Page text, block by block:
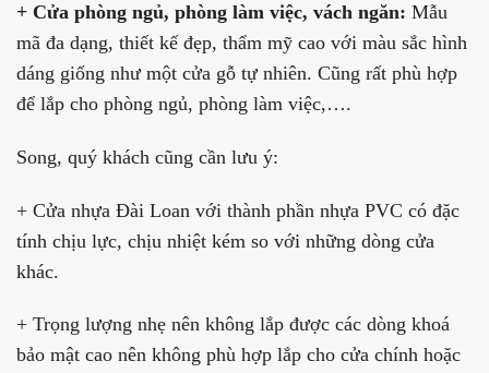
+ Cửa phòng ngủ, phòng làm việc, vách ngăn: Mẫu
mã đa dạng, thiết kế đẹp, thẩm mỹ cao với màu sắc hình
dáng giống như một cửa gỗ tự nhiên. Cũng rất phù hợp
để lắp cho phòng ngủ, phòng làm việc,….
Song, quý khách cũng cần lưu ý:
+ Cửa nhựa Đài Loan với thành phần nhựa PVC có đặc
tính chịu lực, chịu nhiệt kém so với những dòng cửa
khác.
+ Trọng lượng nhẹ nên không lắp được các dòng khoá
bảo mật cao nên không phù hợp lắp cho cửa chính hoặc